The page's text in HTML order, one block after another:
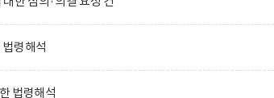
령해석
법령해석